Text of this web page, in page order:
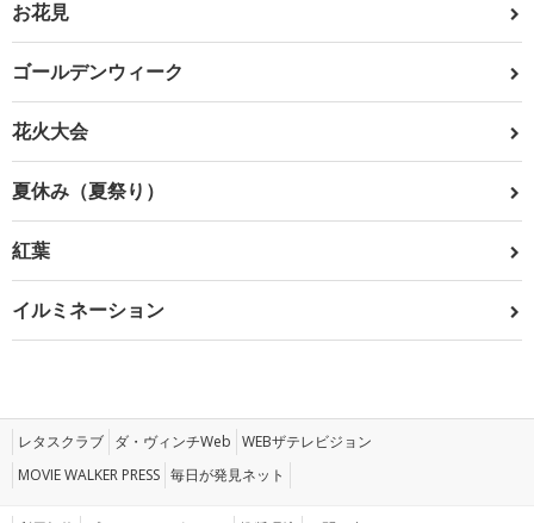
お花見
ゴールデンウィーク
花火大会
夏休み（夏祭り）
紅葉
イルミネーション
レタスクラブ ダ・ヴィンチWeb WEBザテレビジョン
MOVIE WALKER PRESS 毎日が発見ネット